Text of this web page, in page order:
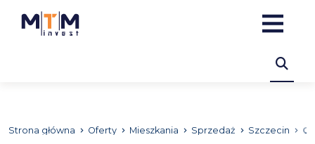
Strona główna Oferty Mieszkania Sprzedaż Szczecin